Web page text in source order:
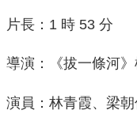
片長：1 時 53 分
導演：《拔一條河》
演員：林青霞、梁